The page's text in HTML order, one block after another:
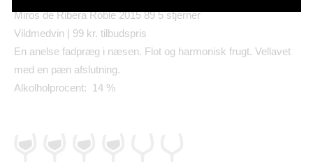
Miros de Ribera Roble 2015 895 stjerner
Vildmedvin | 99 kr. tilbudspris
En anelse fadpræg i næsen. Flot og harmonisk frugt. Vellavet
med en pæn afslutning.
Alkolholprocent: 14 %